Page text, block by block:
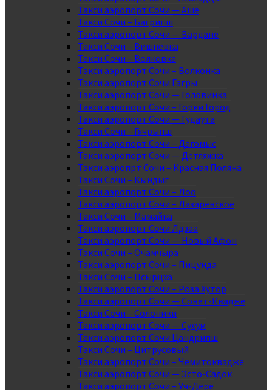
Такси аэропорт Сочи — Аше
Такси Сочи – Багрипш
Такси аэропорт Сочи — Вардане
Такси Сочи – Вишневка
Такси Сочи – Волковка
Такси аэропорт Сочи – Волконка
Такси аэропорт Сочи Гагры
Такси аэропорт Сочи — Головинка
Такси аэропорт Сочи – Горки Город
Такси аэропорт Сочи — Гудаута
Такси Сочи – Гячрыпш
Такси аэропорт Сочи – Дагомыс
Такси аэропорт Сочи — Детляжка
Такси аэропрт Сочи – Красная Поляна
Такси Сочи – Кындыг
Такси аэропорт Сочи – Лоо
Такси аэропорт Сочи – Лазаревское
Такси Сочи – Мамайка
Такси аэропорт Сочи Лдзаа
Такси аэропорт Сочи — Новый Афон
Такси Сочи – Очамчыра
Такси аэропорт Сочи – Пицунда
Такси Сочи – Псырцха
Такси аэропорт Сочи – Роза Хутор
Такси аэропорт Сочи — Совет-Квадже
Такси Сочи – Солоники
Такси аэропорт Сочи — Сухум
Такси аэропорт Сочи Цандрипш
Такси Сочи – Цитрусовый
Такси аэропорт Сочи – Чемитоквадже
Такси аэропорт Сочи — Эсто-Садок
Такси аэропорт Сочи – Уч-Дере